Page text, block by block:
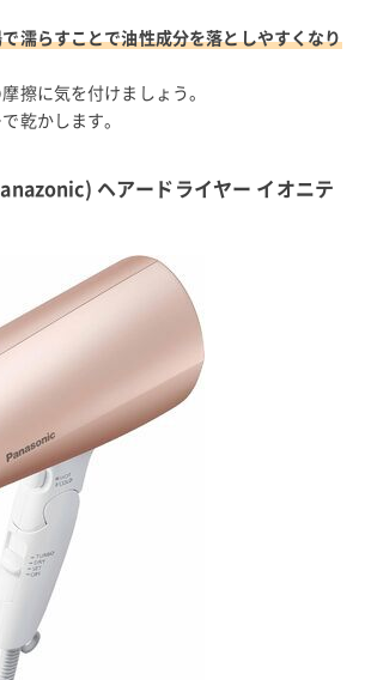
濡らすことで油性成分を落としやすくなり
擦に気を付けましょう。
乾かします。
ヘアードライヤー イオニテ